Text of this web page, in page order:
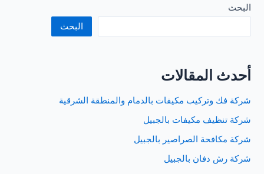
بالجبيل
البحث
البحث
أحدث المقالات
شركة فك وتركيب مكيفات بالدمام والمنطقة الشرقية
شركة تنظيف مكيفات بالجبيل
شركة مكافحة الصراصير بالجبيل
شركة رش دفان بالجبيل